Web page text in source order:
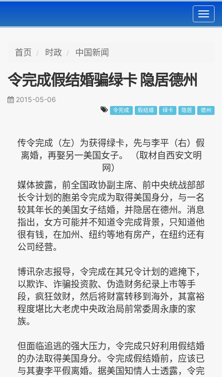
首页 时政 中国新闻
令完成假结婚骗绿卡 隐居德州
2015-05-06
令完成 假结婚 绿卡 隐居 德州
传令完成（左）为获得绿卡，先与李平（右）假
离婚，再娶另一美国女子。 （取材自西安文明
网）
媒体披露，前全国政协副主席、前中央统战部部
长令计划的胞弟令完成为取得美国身分，与一名
较其年长的美国女子结婚，并隐居在德州。消息
指出，女方可能并不知道令完成背景，只知道他
很有钱，在加州、纽约等地有房产，在纽约还有
公司经营。
博讯杂志报导，令完成在其兄令计划的遮掩下，
以欺诈、诈骗投资款、伪造财务纪录上市等手
段，疯狂敛财，然后将财富转移到海外，其富裕
程度堪比大老虎中央政治局前常委周永康的家
族。
但面临追逃的强大压力，令完成只好利用假结婚
的办法取得美国身分。令完成假结婚前，应该已
与其妻李平假离婚。据美国知情人士透露，令完